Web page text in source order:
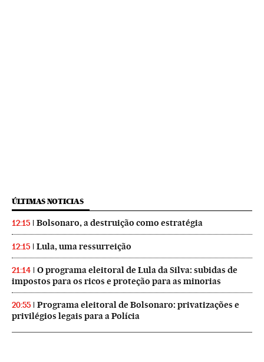
ÚLTIMAS NOTICIAS
12:15 Bolsonaro, a destruição como estratégia
12:15 Lula, uma ressurreição
21:14
O programa eleitoral de Lula da Silva: subidas de
impostos para os ricos e proteção para as minorias
20:55
Programa eleitoral de Bolsonaro: privatizações e
privilégios legais para a Polícia